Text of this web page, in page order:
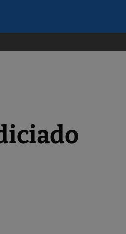
Gaspar como vice em sua chapa